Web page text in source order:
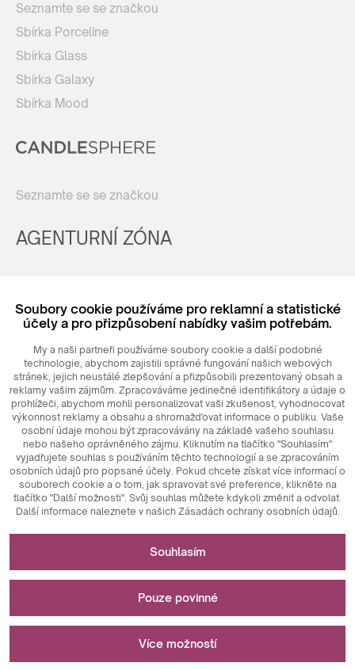
Seznamte se se značkou
Sbírka Porceline
Sbírka Glass
Sbírka Galaxy
Sbírka Mood
Seznamte se se značkou
AGENTURNÍ ZÓNA
Login
© 2026MAXIM Ceramics Sp. z o. o.
Soubory cookie používáme pro reklamní a statistické
účely a pro přizpůsobení nabídky vašim potřebám.
My a naši partneři používáme soubory cookie a další podobné
technologie, abychom zajistili správné fungování našich webových
stránek, jejich neustálé zlepšování a přizpůsobili prezentovaný obsah a
reklamy vašim zájmům. Zpracováváme jedinečné identifikátory a údaje o
prohlížeči, abychom mohli personalizovat vaši zkušenost, vyhodnocovat
výkonnost reklamy a obsahu a shromažďovat informace o publiku. Vaše
osobní údaje mohou být zpracovávány na základě vašeho souhlasu
nebo našeho oprávněného zájmu. Kliknutím na tlačítko "Souhlasím"
vyjadřujete souhlas s používáním těchto technologií a se zpracováním
osobních údajů pro popsané účely. Pokud chcete získat více informací o
souborech cookie a o tom, jak spravovat své preference, klikněte na
tlačítko "Další možnosti". Svůj souhlas můžete kdykoli změnit a odvolat.
Další informace naleznete v našich Zásadách ochrany osobních údajů.
Nezbytné pro fungování webových stránek
Technicky nezbytné soubory cookie jsou klíčovými prvky,
které zajišťují správné fungování webových stránek. Patří
mezi ně identifikátory relace, které nám umožňují
rozpoznat vás při procházení různých stránek, zajišťují
košíky a přihlašovací relace. Kromě toho soubory cookie
ukládají preference uživatelů týkající se přijímání souborů
webových stránkách. Jejich hlavním účelem je analyzovat
návštěvnost webových stránek a vyhodnocovat jejich
Marketingové soubory cookie hrají klíčovou roli při
Souhlasím
Pouze povinné
Více možností